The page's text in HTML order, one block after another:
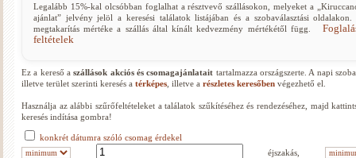
Legalább 15%-kal olcsóbban foglalhat a résztvevő szállásokon, melyeket a
ajánlat” jelvény jelöl a keresési találatok listájában és a szobaválasztási oldalakon.
megtakarítás mértéke a szállás által kínált kedvezmény mértékétől függ.
feltételek
Ez a kereső aszállások akciós és csomagajánlatait tartalmazza országszerte. A napi
illetve terület szerinti keresés a térképes , illetve a részletes keresőben végezhető el.
Használja az alábbi szűrőfeltételeket a találatok szűkítéséhez és rendezéséhez, majd
keresés indítása gombra!
konkrét dátumra szóló csomag érdekel
éjszakás,